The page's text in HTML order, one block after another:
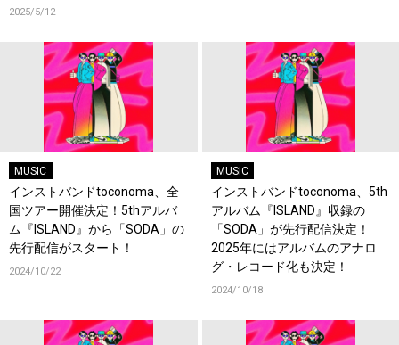
2025/5/12
MUSIC
インストバンドtoconoma、全
国ツアー開催決定！5thアルバ
ム『ISLAND』から「SODA」の
先行配信がスタート！
2024/10/22
MUSIC
インストバンドtoconoma、5th
アルバム『ISLAND』収録の
「SODA」が先行配信決定！
2025年にはアルバムのアナロ
グ・レコード化も決定！
2024/10/18